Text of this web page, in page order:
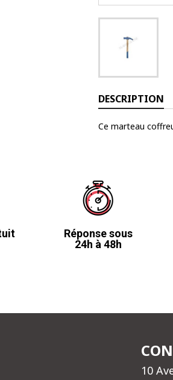
DESCRIPTION
Ce marteau
Réponse sous
24h à 48h
10